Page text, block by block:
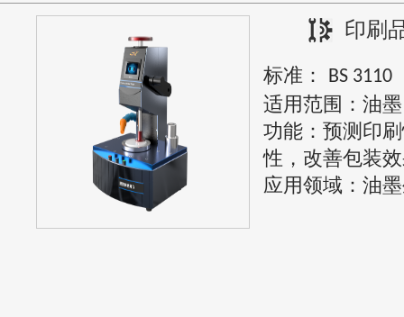
印刷
标准： BS 3110
适用范围：油
功能：预测印
性，改善包装
应用领域：油